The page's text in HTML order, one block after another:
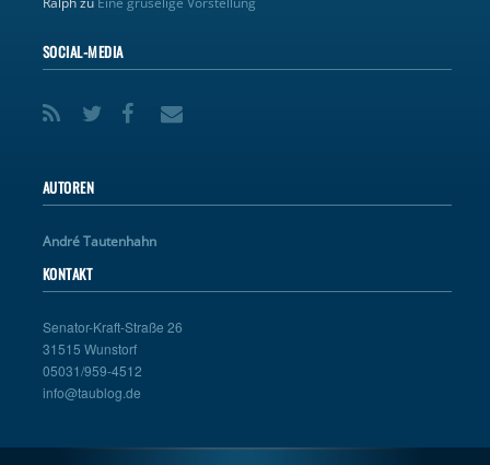
SOCIAL-MEDIA
AUTOREN
André Tautenhahn
KONTAKT
Senator-Kraft-Straße 26
31515 Wunstorf
05031/959-4512
info@taublog.de